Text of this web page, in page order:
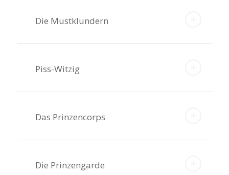
Die Mustklundern
Piss-Witzig
Das Prinzencorps
Die Prinzengarde